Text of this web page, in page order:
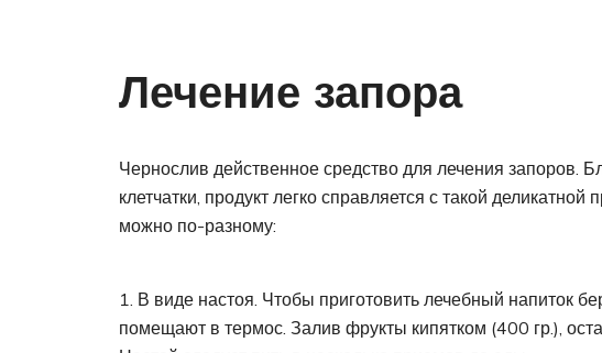
Лечение запора
Чернослив действенное средство для лечения запоров.
клетчатки, продукт легко справляется с такой деликатной
можно по-разному:
В виде настоя. Чтобы приготовить лечебный напиток
помещают в термос. Залив фрукты кипятком (400 гр.),